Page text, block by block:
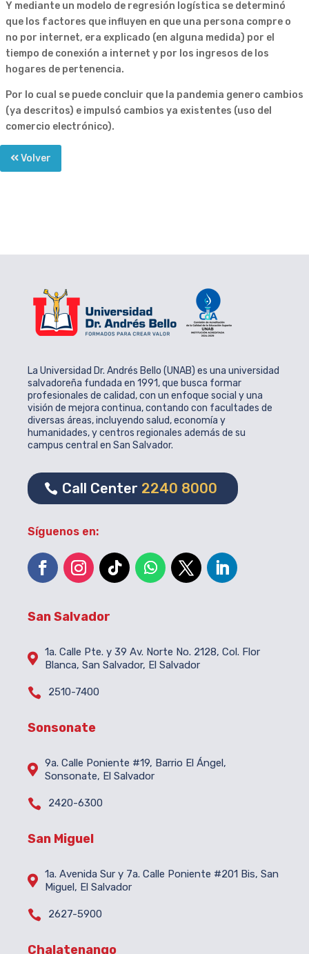
Y mediante un modelo de regresión logística se determinó
que los factores que influyen en que una persona compre o
no por internet, era explicado (en alguna medida) por el
tiempo de conexión a internet y por los ingresos de los
hogares de pertenencia.
Por lo cual se puede concluir que la pandemia genero cambios
(ya descritos) e impulsó cambios ya existentes (uso del
comercio electrónico).
Volver
La Universidad Dr. Andrés Bello (UNAB) es una universidad
salvadoreña fundada en 1991, que busca formar
profesionales de calidad, con un enfoque social y una
visión de mejora continua, contando con facultades de
diversas áreas, incluyendo salud, economía y
humanidades, y centros regionales además de su
campus central en San Salvador.
Call Center 2240 8000
Síguenos en:
San Salvador
 1a. Calle Pte. y 39 Av. Norte No. 2128, Col. Flor
Blanca, San Salvador, El Salvador
 2510-7400
Sonsonate
 9a. Calle Poniente #19, Barrio El Ángel,
Sonsonate, El Salvador
 2420-6300
San Miguel
 1a. Avenida Sur y 7a. Calle Poniente #201 Bis, San
Miguel, El Salvador
 2627-5900
Chalatenango